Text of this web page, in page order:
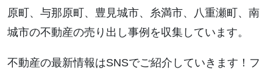
原町、与那原町、豊見城市、糸満市、八重瀬町、南
城市の不動産の売り出し事例を収集しています。
不動産の最新情報はSNSでご紹介していきます！フ